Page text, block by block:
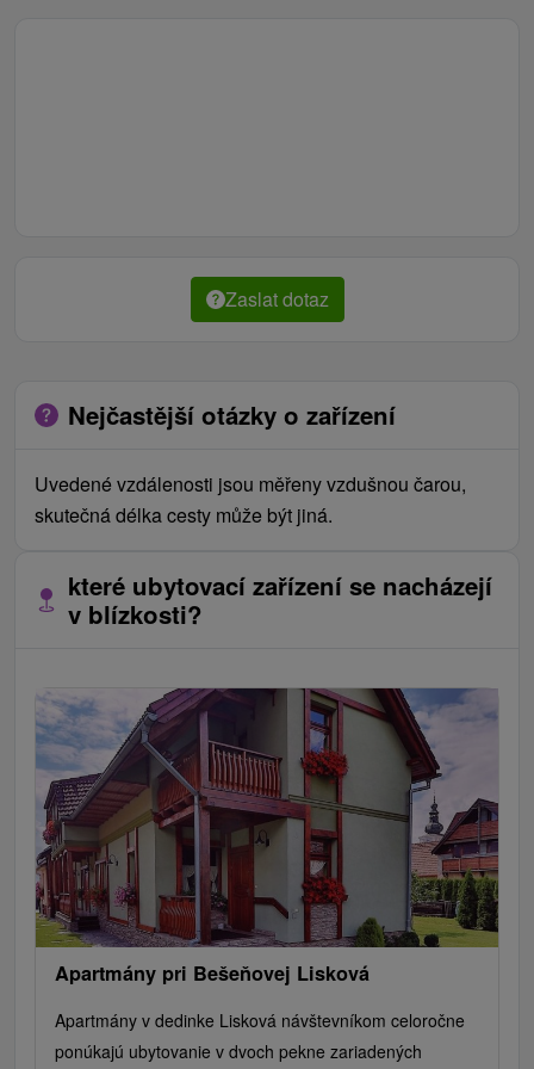
Zaslat dotaz
Nejčastější otázky o zařízení
Uvedené vzdálenosti jsou měřeny vzdušnou čarou,
skutečná délka cesty může být jiná.
které ubytovací zařízení se nacházejí
v blízkosti?
Apartmány pri Bešeňovej Lisková
Apartmány v dedinke Lisková návštevníkom celoročne
ponúkajú ubytovanie v dvoch pekne zariadených